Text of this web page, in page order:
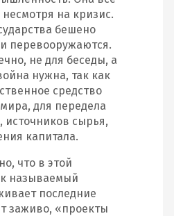
на кризис.
бешено
перевооружаются.
не для беседы, а
нужна, так как
средство
для передела
источников сырья,
капитала.
что в этой
называемый
последние
заживо, «проекты